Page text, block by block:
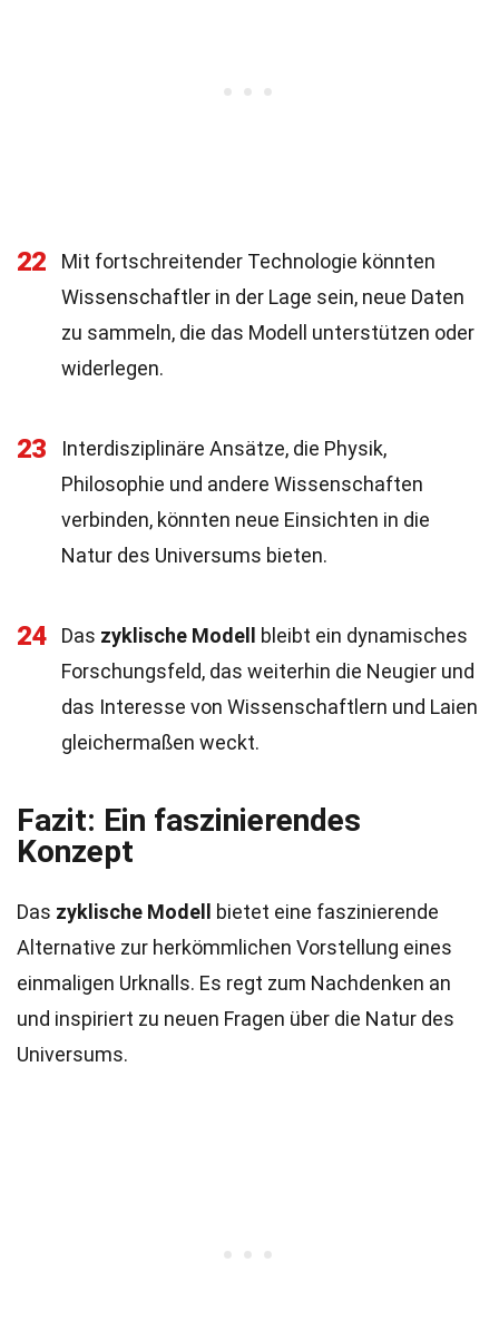
22
Mit fortschreitender Technologie könnten
Wissenschaftler in der Lage sein, neue Daten
zu sammeln, die das Modell unterstützen oder
widerlegen.
23
Interdisziplinäre Ansätze, die Physik,
Philosophie und andere Wissenschaften
verbinden, könnten neue Einsichten in die
Natur des Universums bieten.
24 Das zyklische Modell
bleibt ein dynamisches
Forschungsfeld, das weiterhin die Neugier und
das Interesse von Wissenschaftlern und Laien
gleichermaßen weckt.
Fazit: Ein faszinierendes
Konzept
Das zyklische Modell
bietet eine faszinierende
Alternative zur herkömmlichen Vorstellung eines
einmaligen Urknalls. Es regt zum Nachdenken an
und inspiriert zu neuen Fragen über die Natur des
Universums.